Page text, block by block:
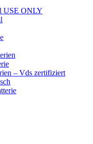
USE ONLY
– Vds zertifiziert